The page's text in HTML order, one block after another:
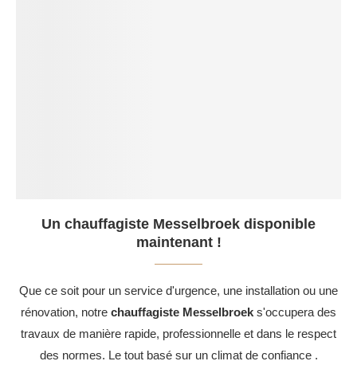
Un chauffagiste Messelbroek disponible
maintenant !
Que ce soit pour un service d'urgence, une installation ou une
rénovation, notre chauffagiste Messelbroek s'occupera des
travaux de manière rapide, professionnelle et dans le respect
des normes. Le tout basé sur un climat de confiance .